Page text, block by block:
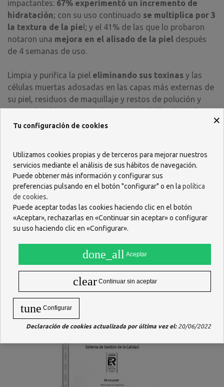
impactantes: 67% experimentó un incremento de
hidratación; con su uso continuado se multiplica por 3
la textura de la pie l; y el 41% de las que lo probaron
notaron una mejora en el alisado de la piel después
de 4 semanas de uso.
Limpia y purifica la piel eliminando sus toxinas y las
células muertas adosadas en las capas más externas de
su piel, residuos de maquillaje y restos de polución y
contaminación que contribuyen a sensibilizar la piel y a
acelerar el envejecimiento prematuro de la misma.
ayudando a conseguir una piel con un aspecto más
joven. La piel se siente limpia y de este modo la piel
asimila mejor nuestros tratamientos diarios, incluyendo
nuestros aceites esenciales, sueros e hidratantes.
El masaje sónico experto penetra en las capas de la piel
activando la microcirculación.
Su cabezal es de acero (quirúrgico) y activa la circulación
y ayuda a la relajación muscular optimizando los
tratamientos que apliquemos.
ARTÍCULOS RELACIONADOS
×
Tu configuración de cookies
Utilizamos cookies propias y de terceros para mejorar nuestros
servicios mediante el análisis de sus hábitos de navegación.
Puede obtener más información y configurar sus
preferencias pulsando en el botón "configurar" o en la política
de cookies.
Puede aceptar todas las cookies haciendo clic en el botón
«Aceptar», rechazarlas en «Continuar sin aceptar» o configurar
su uso haciendo clic en «Configurar».
done_all Aceptar
clear Continuar sin aceptar
tune Configurar
Declaración de cookies actualizada por última vez el:20/06/2022